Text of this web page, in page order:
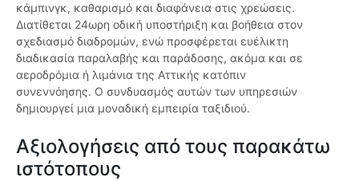
κάμπινγκ, καθαρισμό και διαφάνεια στις χρεώσεις.
Διατίθεται 24ωρη οδική υποστήριξη και βοήθεια στον
σχεδιασμό διαδρομών, ενώ προσφέρεται ευέλικτη
διαδικασία παραλαβής και παράδοσης, ακόμα και σε
αεροδρόμια ή λιμάνια της Αττικής κατόπιν
συνεννόησης. Ο συνδυασμός αυτών των υπηρεσιών
δημιουργεί μια μοναδική εμπειρία ταξιδιού.
Αξιολογήσεις από τους παρακάτω
ιστότοπους